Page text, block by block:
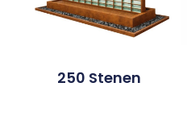
250 Stenen